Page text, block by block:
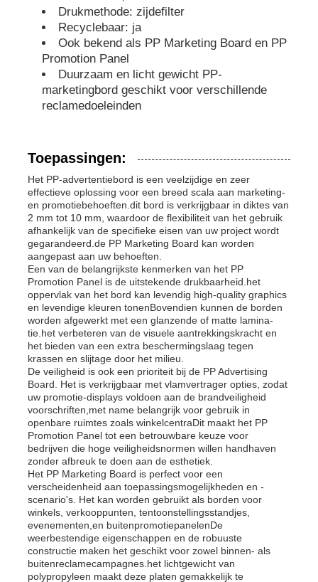
PP-buizen
polypropyleen-buizenbehangen
Drukmethode: zijdefilter
Recyclebaar: ja
Ook bekend als PP Marketing Board en PP
Promotion Panel
Duurzaam en licht gewicht PP-
marketingbord geschikt voor verschillende
reclamedoeleinden
Toepassingen:
Het PP-advertentiebord is een veelzijdige en zeer
effectieve oplossing voor een breed scala aan marketing-
en promotiebehoeften.dit bord is verkrijgbaar in diktes van
2 mm tot 10 mm, waardoor de flexibiliteit van het gebruik
afhankelijk van de specifieke eisen van uw project wordt
gegarandeerd.de PP Marketing Board kan worden
aangepast aan uw behoeften.
Een van de belangrijkste kenmerken van het PP
Promotion Panel is de uitstekende drukbaarheid.het
oppervlak van het bord kan levendig high-quality graphics
en levendige kleuren tonenBovendien kunnen de borden
worden afgewerkt met een glanzende of matte lamina­
tie.het verbeteren van de visuele aantrekkingskracht en
het bieden van een extra beschermingslaag tegen
krassen en slijtage door het milieu.
De veiligheid is ook een prioriteit bij de PP Advertising
Board. Het is verkrijgbaar met vlamvertrager opties, zodat
uw promotie-displays voldoen aan de brandveiligheid
voorschriften,met name belangrijk voor gebruik in
openbare ruimtes zoals winkelcentraDit maakt het PP
Promotion Panel tot een betrouwbare keuze voor
bedrijven die hoge veiligheidsnormen willen handhaven
zonder afbreuk te doen aan de esthetiek.
Het PP Marketing Board is perfect voor een
verscheidenheid aan toepassingsmogelijkheden en -
scenario's. Het kan worden gebruikt als borden voor
winkels, verkooppunten, tentoonstellingsstandjes,
evenementen,en buitenpromotiepanelenDe
weerbestendige eigenschappen en de robuuste
constructie maken het geschikt voor zowel binnen- als
buitenreclamecampagnes.het lichtgewicht van
polypropyleen maakt deze platen gemakkelijk te